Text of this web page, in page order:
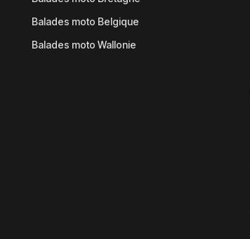
Balades moto Belgique
Balades moto Wallonie